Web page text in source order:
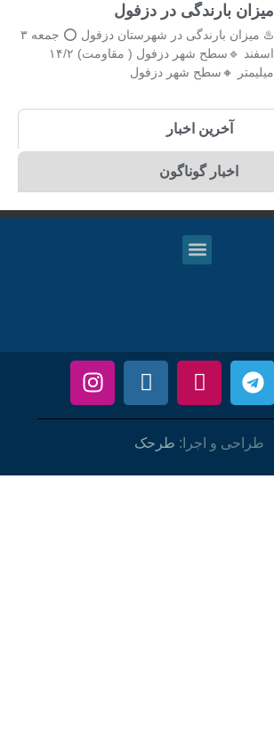
میزان بارندگی در دزفول
♨️ میزان بارندگی در شهرستان دزفول ⭕️ جمعه ۳
اسفند 🔹سطح شهر دزفول ( مقاومت) ۱۴/۲
میلیمتر 🔸سطح شهر دزفول
آخرین اخبار
اخبار گوناگون
طراحی و اجرا: طرحک